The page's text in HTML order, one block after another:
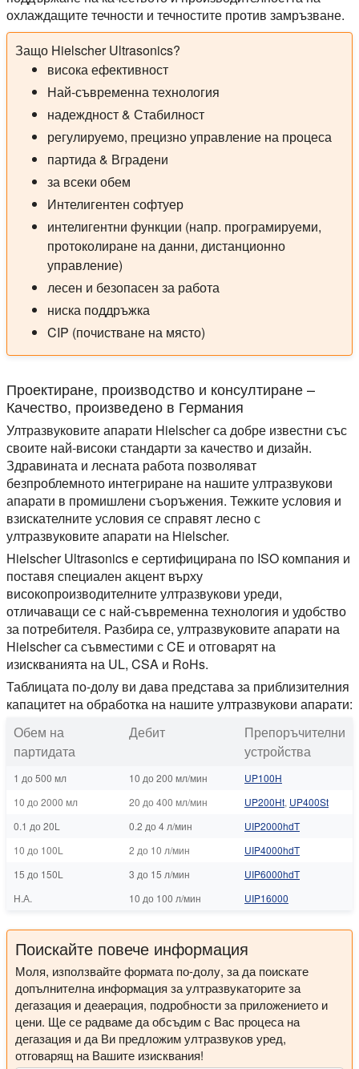
охлаждащите течности и течностите против замръзване.
Защо Hielscher Ultrasonics?
висока ефективност
Най-съвременна технология
надеждност & Стабилност
регулируемо, прецизно управление на процеса
партида & Вградени
за всеки обем
Интелигентен софтуер
интелигентни функции (напр. програмируеми,
протоколиране на данни, дистанционно
управление)
лесен и безопасен за работа
ниска поддръжка
CIP (почистване на място)
Проектиране, производство и консултиране –
Качество, произведено в Германия
Ултразвуковите апарати Hielscher са добре известни със
своите най-високи стандарти за качество и дизайн.
Здравината и лесната работа позволяват
безпроблемното интегриране на нашите ултразвукови
апарати в промишлени съоръжения. Тежките условия и
взискателните условия се справят лесно с
ултразвуковите апарати на Hielscher.
Hielscher Ultrasonics е сертифицирана по ISO компания и
поставя специален акцент върху
високопроизводителните ултразвукови уреди,
отличаващи се с най-съвременна технология и удобство
за потребителя. Разбира се, ултразвуковите апарати на
Hielscher са съвместими с CE и отговарят на
изискванията на UL, CSA и RoHs.
Таблицата по-долу ви дава представа за приблизителния
капацитет на обработка на нашите ултразвукови апарати:
Обем на
партидата
Дебит
Препоръчителни
устройства
1 до 500 мл 10 до 200 мл/мин
UP100H
10 до 2000 мл
20 до 400 мл/мин UP200Ht, UP400St
0.1 до 20L
0.2 до 4 л/мин
UIP2000hdT
10 до 100L
2 до 10 л/мин
UIP4000hdT
15 до 150L
3 до 15 л/мин
UIP6000hdT
Н.А.
10 до 100 л/мин UIP16000
Поискайте повече информация
Моля, използвайте формата по-долу, за да поискате
допълнителна информация за ултразвукаторите за
дегазация и деаерация, подробности за приложението и
цени. Ще се радваме да обсъдим с Вас процеса на
дегазация и да Ви предложим ултразвуков уред,
отговарящ на Вашите изисквания!